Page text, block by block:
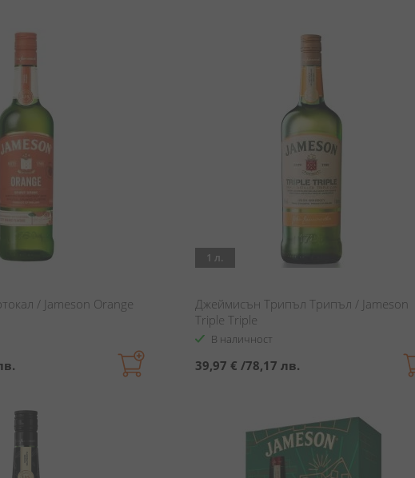
/ Jameson Orange
1 л.
Джеймисън Трипъл Трипъл / Jameson
Triple Triple
В наличност
39,97 € /78,17 лв.